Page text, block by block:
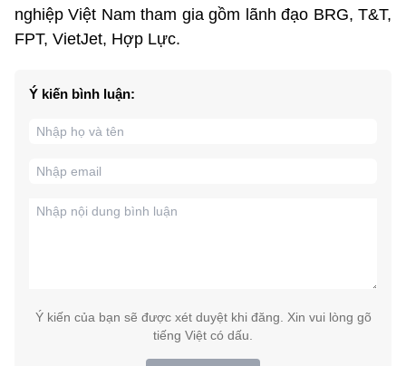
nghiệp Việt Nam tham gia gồm lãnh đạo BRG, T&T,
FPT, VietJet, Hợp Lực.
Ý kiến bình luận:
Ý kiến của bạn sẽ được xét duyệt khi đăng. Xin vui lòng gõ
tiếng Việt có dấu.